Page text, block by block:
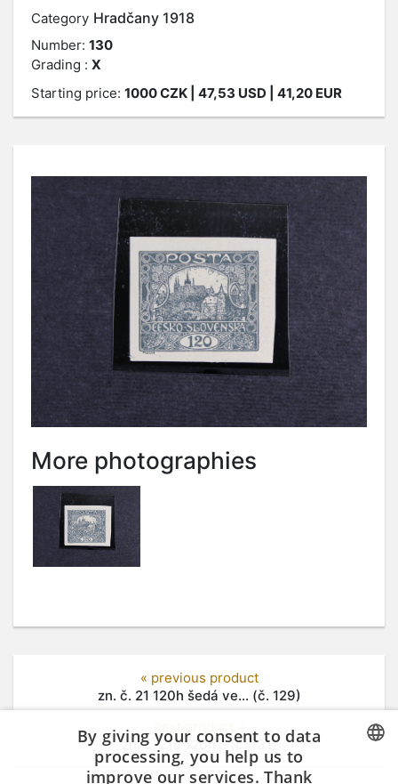
Category Hradčany 1918
Number: 130
Grading : X
Starting price: 1000CZK | 47,53 USD | 41,20 EUR
More photographies
« previous product
zn. č. 21 120h šedá ve... (č. 129)
zn. č. 21c 120h... (č. 131)
By giving your consent to data
processing, you help us to
improve our services. Thank